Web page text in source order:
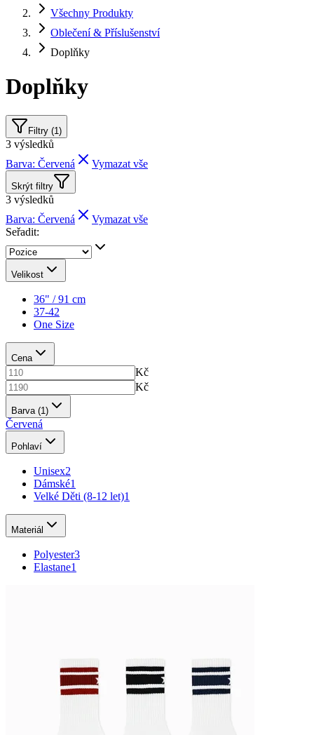
Všechny Produkty
Oblečení & Příslušenství
Doplňky
Doplňky
Filtry (1)
3 výsledků
Barva: Červená
Vymazat vše
Skrýt filtry
3 výsledků
Barva: Červená
Vymazat vše
Seřadit:
Velikost
36" / 91 cm
37-42
One Size
Cena
Kč
Kč
Barva (1)
Červená
Pohlaví
Unisex2
Dámské1
Velké Děti (8-12 let)1
Materiál
Polyester3
Elastane1